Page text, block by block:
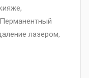
,
Перманентный
лазером,